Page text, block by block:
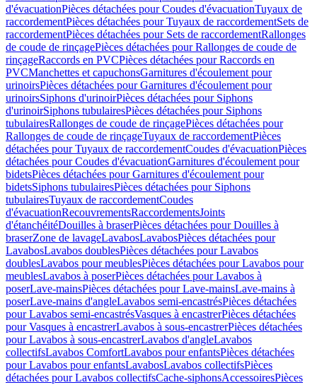
d'évacuationPièces détachées pour Coudes d'évacuationTuyaux de
raccordementPièces détachées pour Tuyaux de raccordementSets de
raccordementPièces détachées pour Sets de raccordementRallonges
de coude de rinçagePièces détachées pour Rallonges de coude de
rinçageRaccords en PVCPièces détachées pour Raccords en
PVCManchettes et capuchonsGarnitures d'écoulement pour
urinoirsPièces détachées pour Garnitures d'écoulement pour
urinoirsSiphons d'urinoirPièces détachées pour Siphons
d'urinoirSiphons tubulairesPièces détachées pour Siphons
tubulairesRallonges de coude de rinçagePièces détachées pour
Rallonges de coude de rinçageTuyaux de raccordementPièces
détachées pour Tuyaux de raccordementCoudes d'évacuationPièces
détachées pour Coudes d'évacuationGarnitures d'écoulement pour
bidetsPièces détachées pour Garnitures d'écoulement pour
bidetsSiphons tubulairesPièces détachées pour Siphons
tubulairesTuyaux de raccordementCoudes
d'évacuationRecouvrementsRaccordementsJoints
d'étanchéitéDouilles à braserPièces détachées pour Douilles à
braserZone de lavageLavabosLavabosPièces détachées pour
LavabosLavabos doublesPièces détachées pour Lavabos
doublesLavabos pour meublesPièces détachées pour Lavabos pour
meublesLavabos à poserPièces détachées pour Lavabos à
poserLave-mainsPièces détachées pour Lave-mainsLave-mains à
poserLave-mains d'angleLavabos semi-encastrésPièces détachées
pour Lavabos semi-encastrésVasques à encastrerPièces détachées
pour Vasques à encastrerLavabos à sous-encastrerPièces détachées
pour Lavabos à sous-encastrerLavabos d'angleLavabos
collectifsLavabos ComfortLavabos pour enfantsPièces détachées
pour Lavabos pour enfantsLavabosLavabos collectifsPièces
détachées pour Lavabos collectifsCache-siphonsAccessoiresPièces